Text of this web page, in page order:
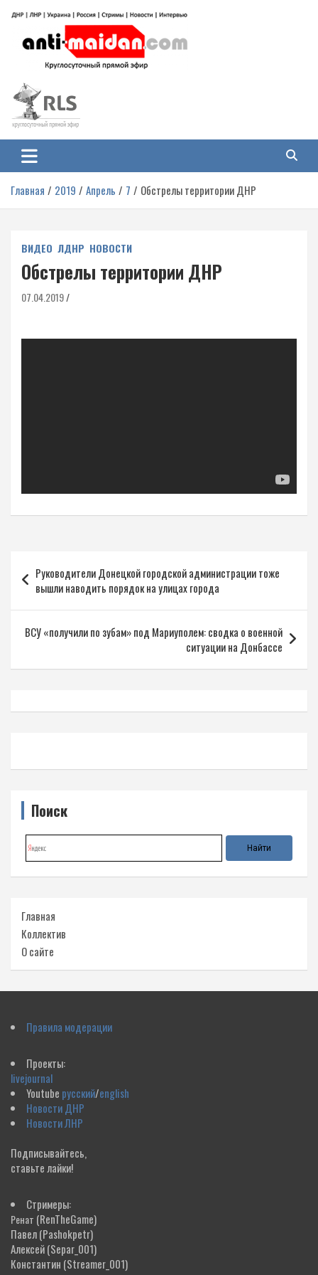
содержимому
Антимайдан: Гражданская война
на Украине
гражданской войне на Украине, включая события в Новороссии, ДНР,
ЛНР и других регионах.
Главная 2019 Апрель 7 Обстрелы территории ДНР
ВИДЕО ЛДНР НОВОСТИ
Обстрелы территории ДНР
07.04.2019
по
записям
Руководители Донецкой городской администрации тоже
вышли наводить порядок на улицах города
ВСУ «получили по зубам» под Мариуполем: сводка о военной
ситуации на Донбассе
Поиск
Главная
Коллектив
О сайте
Правила модерации
Проекты:
livejournal
Youtube русский/english
Новости ДНР
Новости ЛНР
Подписывайтесь,
ставьте лайки!
Стримеры:
Ренат (RenTheGame)
Павел(Pashokpetr)
Алексей(Separ_001)
Константин (Streamer_001)